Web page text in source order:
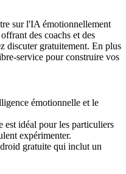
sur l'IA émotionnellement
des coachs et des
discuter gratuitement. En plus
service pour construire vos
émotionnelle et le
est idéal pour les particuliers
expérimenter.
gratuite qui inclut un